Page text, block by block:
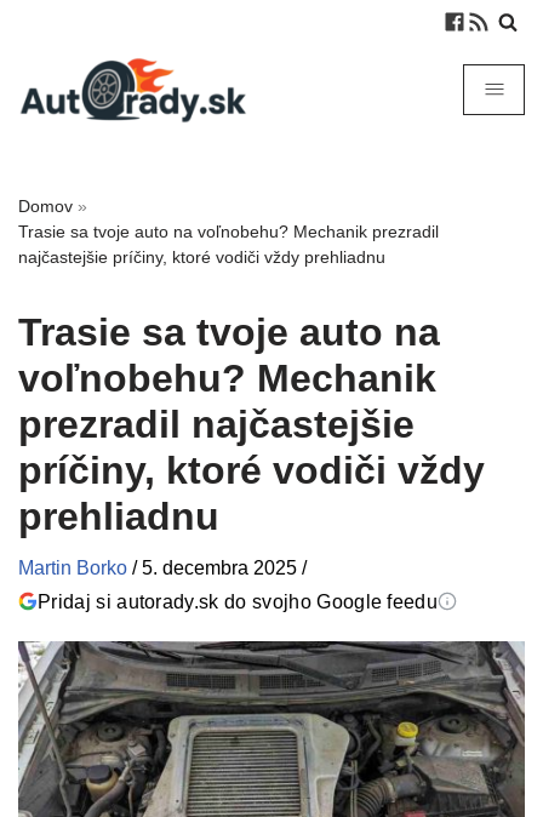
Domov »
Trasie sa tvoje auto na voľnobehu? Mechanik prezradil
najčastejšie príčiny, ktoré vodiči vždy prehliadnu
Trasie sa tvoje auto na
voľnobehu? Mechanik
prezradil najčastejšie
príčiny, ktoré vodiči vždy
prehliadnu
Martin Borko /5. decembra 2025 /
Pridaj si autorady.sk do svojho Google feedu